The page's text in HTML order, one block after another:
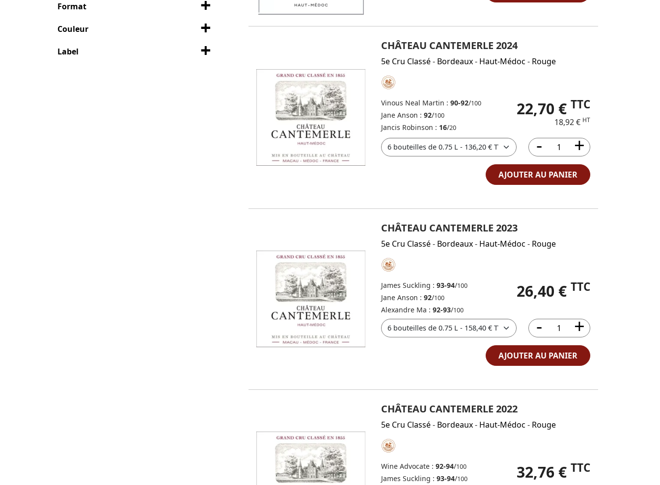
Format
Couleur
Label CHÂTEAU CANTEMERLE 2024
5e Cru Classé- Bordeaux- Haut-Médoc - Rouge
Vinous Neal Martin : 90-92/100
Jane Anson : 92/100
Jancis Robinson : 16/20
22,70 € TTC
18,92 € HT
AJOUTER AU PANIER
CHÂTEAU CANTEMERLE 2023
5e Cru Classé- Bordeaux- Haut-Médoc - Rouge
James Suckling : 93-94/100
Jane Anson : 92/100
Alexandre Ma : 92-93/100
26,40 € TTC
AJOUTER AU PANIER
CHÂTEAU CANTEMERLE 2022
5e Cru Classé- Bordeaux- Haut-Médoc - Rouge
Wine Advocate : 92-94/100
James Suckling : 93-94/100 32,76 € TTC